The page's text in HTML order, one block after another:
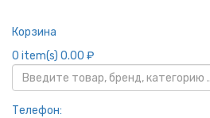
Корзина
0 item(s) 0.00 ₽
Телефон: